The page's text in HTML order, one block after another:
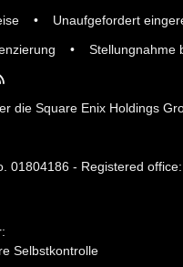
Unaufgefordert
Stellungnahme
die Square Enix Holdings
01804186 - Registered
Selbstkontrolle